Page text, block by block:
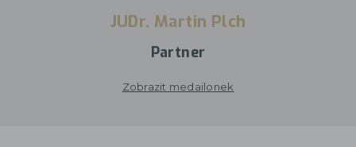
JUDr. Martin Plch
Partner
Zobrazit medailonek